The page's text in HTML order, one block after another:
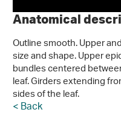
Anatomical
Outline smooth. Upper
size and shape. Upper
bundles centered
leaf. Girders extending
sides of the leaf.
< Back